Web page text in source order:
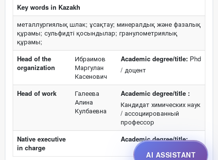
Key words in Kazakh
металлургиялық шлак; ұсақтау; минералдық және фазалық
құрамы; сульфидті қосындылар; гранулометриялық
құрамы;
Head of the
organization
Ибраимов
Маргулан
Касенович
Academic degree/title: Phd
/ доцент
Head of work
Галеева
Алина
Кулбаевна
Academic degree/title :
Кандидат химических наук
/ ассоциированный
профессор
Native executive
in charge
Academic degree/title:
AI ASSISTANT